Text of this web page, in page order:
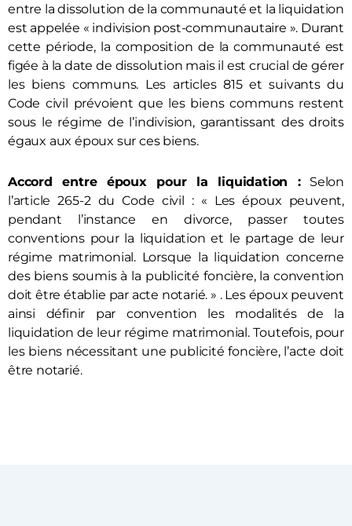
entre la dissolution de la communauté et la liquidation
est appelée « indivision post-communautaire ». Durant
cette période, la composition de la communauté est
figée à la date de dissolution mais il est crucial de gérer
les biens communs. Les articles 815 et suivants du
Code civil prévoient que les biens communs restent
sous le régime de l’indivision, garantissant des droits
égaux aux époux sur ces biens.
Accord entre époux pour la liquidation :Selon
l’article 265-2 du Code civil : « Les époux peuvent,
pendant l’instance en divorce, passer toutes
conventions pour la liquidation et le partage de leur
régime matrimonial. Lorsque la liquidation concerne
des biens soumis à la publicité foncière, la convention
doit être établie par acte notarié. » . Les époux peuvent
ainsi définir par convention les modalités de la
liquidation de leur régime matrimonial. Toutefois, pour
les biens nécessitant une publicité foncière, l’acte doit
être notarié.